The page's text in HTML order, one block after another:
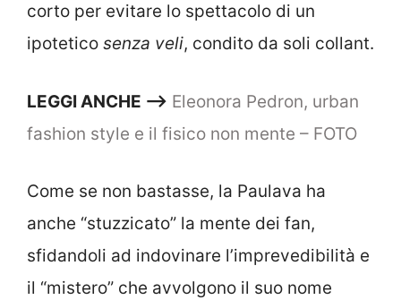
corto per evitare lo spettacolo di un
ipotetico senza veli, condito da soli collant.
LEGGI ANCHE —–> Eleonora Pedron, urban
fashion style e il fisico non mente – FOTO
Come se non bastasse, la Paulava ha
anche “stuzzicato” la mente dei fan,
sfidandoli ad indovinare l’imprevedibilità e
il “mistero” che avvolgono il suo nome